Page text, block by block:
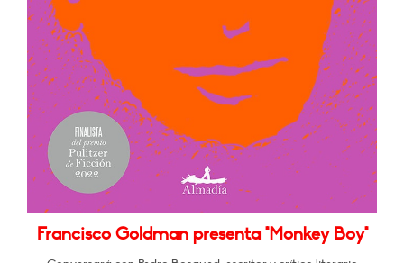
Francisco Goldman presenta "Monkey Boy"